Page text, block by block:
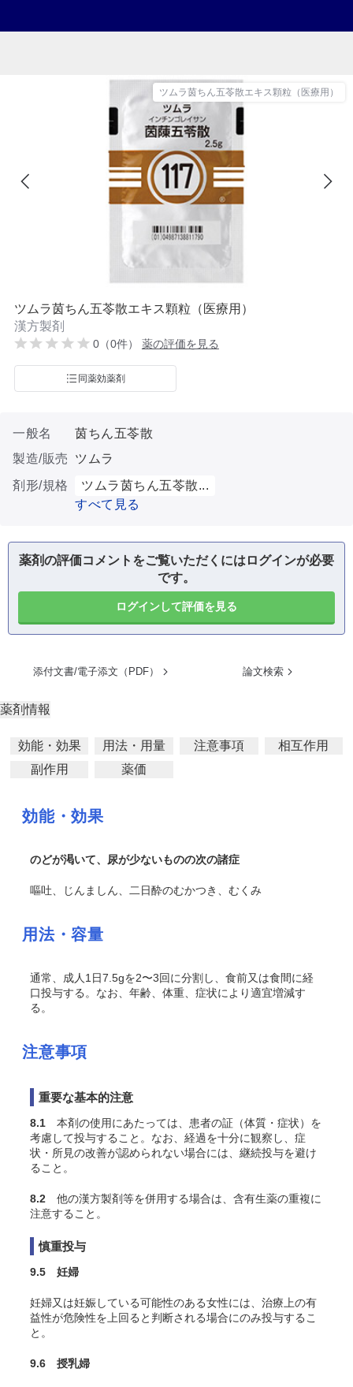
ツムラ茵ちん五苓散エキス顆粒（医療用）
ツムラ茵ちん五苓散エキス顆粒（医療用）
漢方製剤
0（0件） 薬の評価を見る
同薬効薬剤
一般名
茵ちん五苓散
製造/販売
ツムラ
剤形/規格
ツムラ茵ちん五苓散...
すべて見る
薬剤の評価コメントをご覧いただくにはログインが必要
です。
ログインして評価を見る
添付文書/電子添文（PDF） 論文検索
薬剤情報
効能・効果 用法・用量 注意事項
相互作用
副作用
薬価
効能・効果
のどが渇いて、尿が少ないものの次の諸症
嘔吐、じんましん、二日酔のむかつき、むくみ
用法・容量
通常、成人1日7.5gを2〜3回に分割し、食前又は食間に経
口投与する。なお、年齢、体重、症状により適宜増減す
る。
注意事項
重要な基本的注意
8.1 本剤の使用にあたっては、患者の証（体質・症状）を
考慮して投与すること。なお、経過を十分に観察し、症
状・所見の改善が認められない場合には、継続投与を避け
ること。
8.2 他の漢方製剤等を併用する場合は、含有生薬の重複に
注意すること。
慎重投与
9.5 妊婦
妊婦又は妊娠している可能性のある女性には、治療上の有
益性が危険性を上回ると判断される場合にのみ投与するこ
と。
9.6 授乳婦